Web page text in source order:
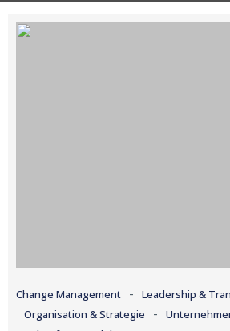
Change Management - Leadership &
Organisation & Strategie -